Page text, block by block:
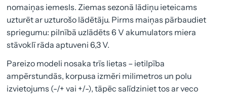
nomaiņas iemesls. Ziemas sezonā lādiņu ieteicams
uzturēt ar uzturošo lādētāju. Pirms maiņas pārbaudiet
spriegumu: pilnībā uzlādēts 6 V akumulators miera
stāvoklī rāda aptuveni 6,3 V.
Pareizo modeli nosaka trīs lietas – ietilpība
ampērstundās, korpusa izmēri milimetros un polu
izvietojums (-/+ vai +/-), tāpēc salīdziniet tos ar veco